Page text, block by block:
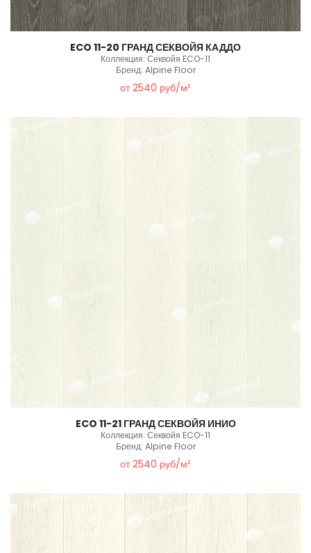
ECO 11-20 ГРАНД СЕКВОЙЯ КАДДО
Коллекция: Секвойя ECO-11
Бренд: Alpine Floor
от 2540 руб/м²
ECO 11-21 ГРАНД СЕКВОЙЯ ИНИО
Коллекция: Секвойя ECO-11
Бренд: Alpine Floor
от 2540 руб/м²